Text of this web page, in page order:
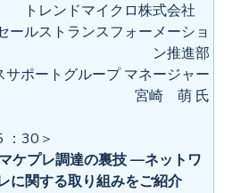
トレンドマイクロ株式会社
ールストランスフォーメーショ
ン推進部
サポートグループ マネージャー
宮崎 萌 氏
30＞
ケプレ調達の裏技 ―ネットワ
に関する取り組みをご紹介